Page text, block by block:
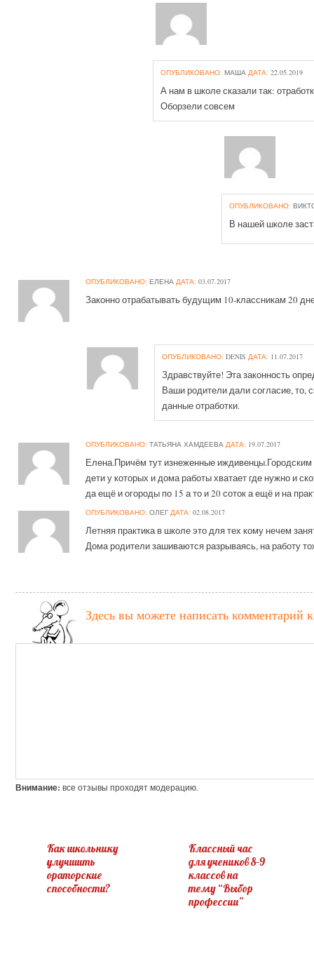
ОПУБЛИКОВАНО: МАША ДАТА: 22.05.2019
А нам в школе сказали так:
Оборзели совсем
ОПУБЛИКОВАНО:
В нашей школе
ОПУБЛИКОВАНО: ЕЛЕНА ДАТА: 03.07.2017
Законно отрабатывать будущим 10-классникам 20
ОПУБЛИКОВАНО: DENIS ДАТА: 11.07.2017
Здравствуйте! Эта законность
Ваши родители дали согласие, то,
данные отработки.
ОПУБЛИКОВАНО: ТАТЬЯНА ХАМДЕЕВА ДАТА: 19.07.2017
Елена.Причём тут изнеженные иждивенцы.Городским
дети у которых и дома работы хватает где нужно и
да ещё и огороды по 15 а то и 20 соток а ещё и на
ОПУБЛИКОВАНО: ОЛЕГ ДАТА: 02.08.2017
Летняя практика в школе это для тех кому нечем
Дома родители зашиваются разрываясь, на работу
Здесь вы можете написать комментарий
Внимание: все отзывы проходят модерацию.
Как школьнику
улучшить
ораторские
способности?
Классный час
для учеников 8–9
классов на
тему “Выбор
профессии”